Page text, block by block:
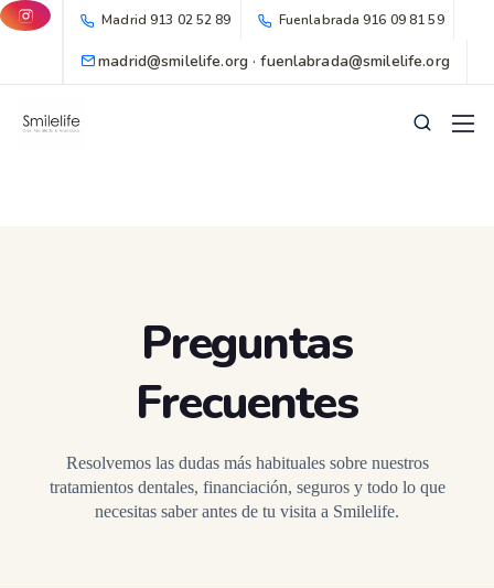
Madrid913 02 52 89 Fuenlabrada916 09 81 59
madrid@smilelife.org · fuenlabrada@smilelife.org
Preguntas
Frecuentes
Resolvemos las dudas más habituales sobre nuestros
tratamientos dentales, financiación, seguros y todo lo que
necesitas saber antes de tu visita a Smilelife.